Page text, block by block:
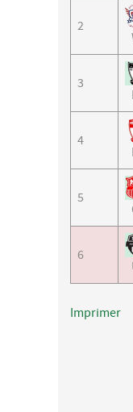
2
3
4
5
6
Imprimer